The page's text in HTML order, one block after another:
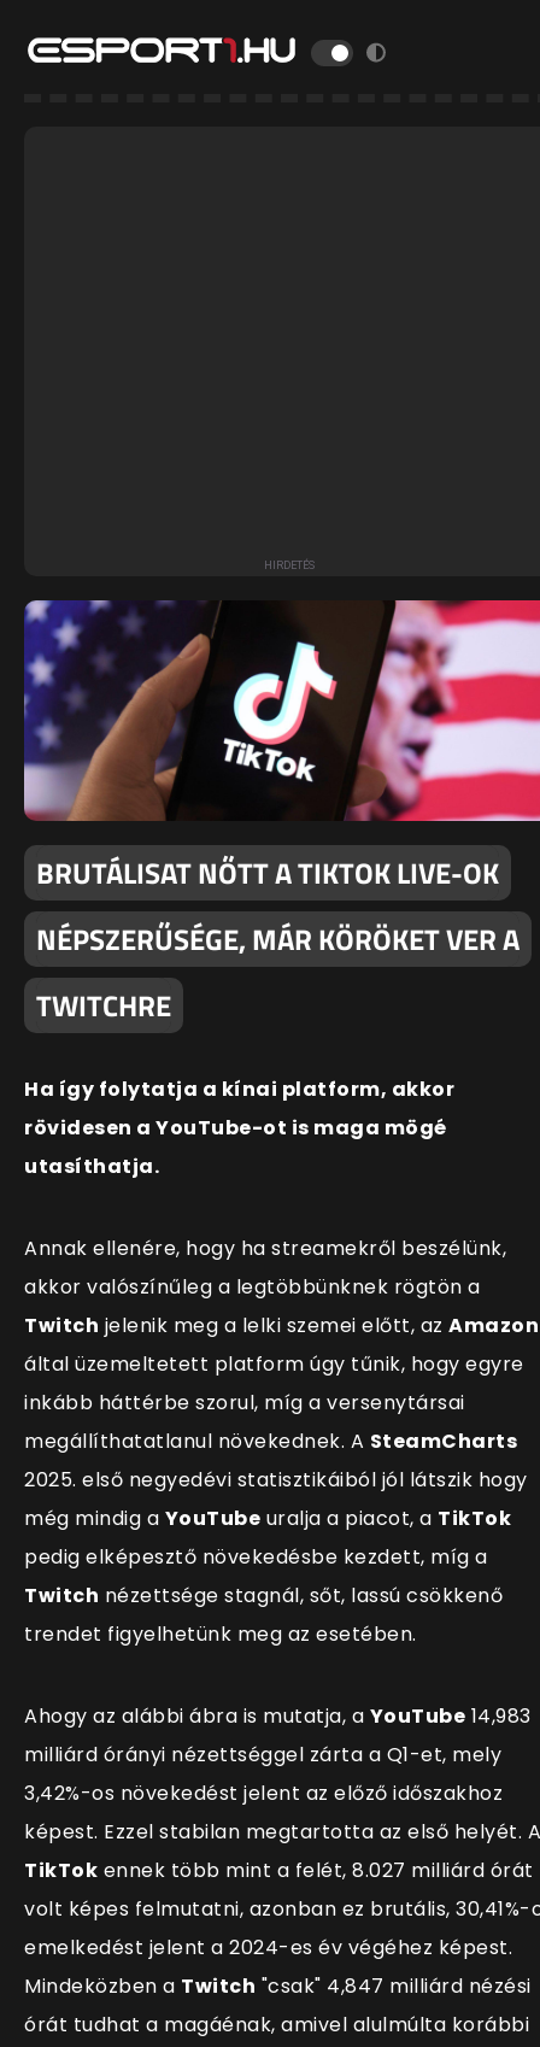
BRUTÁLISAT NŐTT A TIKTOK LIVE-OK
NÉPSZERŰSÉGE, MÁR KÖRÖKET VER A
TWITCHRE
Ha így folytatja a kínai platform, akkor
rövidesen a YouTube-ot is maga mögé
utasíthatja.
Annak ellenére, hogy ha streamekről beszélünk,
akkor valószínűleg a legtöbbünknek rögtön a
Twitch jelenik meg a lelki szemei előtt, az Amazon
által üzemeltetett platform úgy tűnik, hogy egyre
inkább háttérbe szorul, míg a versenytársai
megállíthatatlanul növekednek. A SteamCharts
2025. első negyedévi statisztikáiból jól látszik hogy
még mindig a YouTube uralja a piacot, a TikTok
pedig elképesztő növekedésbe kezdett, míg a
Twitch nézettsége stagnál, sőt, lassú csökkenő
trendet figyelhetünk meg az esetében.
Ahogy az alábbi ábra is mutatja, a YouTube 14,983
milliárd órányi nézettséggel zárta a Q1-et, mely
3,42%-os növekedést jelent az előző időszakhoz
képest. Ezzel stabilan megtartotta az első helyét. A
TikTok ennek több mint a felét, 8.027 milliárd órát
volt képes felmutatni, azonban ez brutális, 30,41%-
emelkedést jelent a 2024-es év végéhez képest.
Mindeközben a Twitch "csak" 4,847 milliárd nézési
órát tudhat a magáénak, amivel alulmúlta korábbi